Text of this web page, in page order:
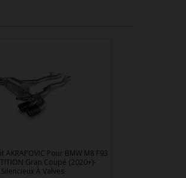
AKRAPOVIC Pour BMW M8 F93
Gran Coupé (2020+)-
Silencieux À Valves